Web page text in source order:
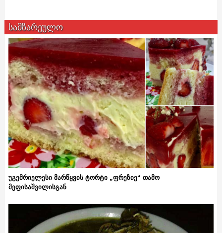
სამზარეულო
უგემრიელესი მარწყვის ტორტი „ფრეზიე“ თამო
მეფისაშვილისგან